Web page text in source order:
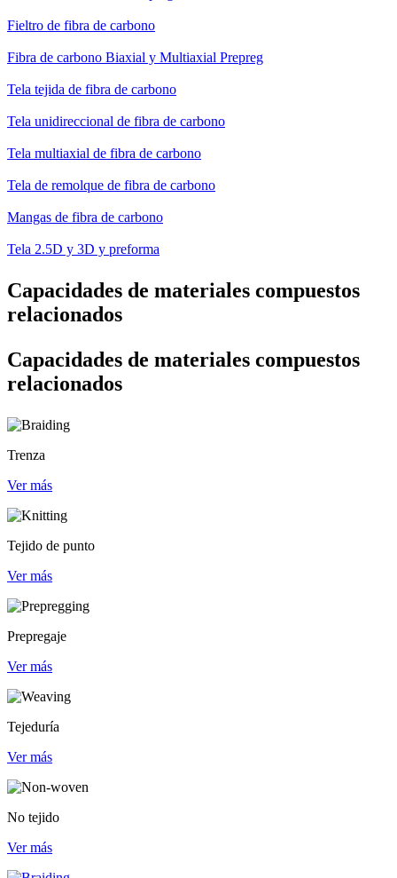
Fieltro de fibra de carbono
Fibra de carbono Biaxial y Multiaxial Prepreg
Tela tejida de fibra de carbono
Tela unidireccional de fibra de carbono
Tela multiaxial de fibra de carbono
Tela de remolque de fibra de carbono
Mangas de fibra de carbono
Tela 2.5D y 3D y preforma
Capacidades de materiales compuestos
relacionados
Capacidades de materiales compuestos
relacionados
Trenza
Ver más
Tejido de punto
Ver más
Prepregaje
Ver más
Tejeduría
Ver más
No tejido
Ver más